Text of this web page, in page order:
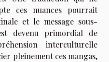
ces nuances pourrait
et le message sous-
devenu primordial de
interculturelle
pleinement ces mangas,